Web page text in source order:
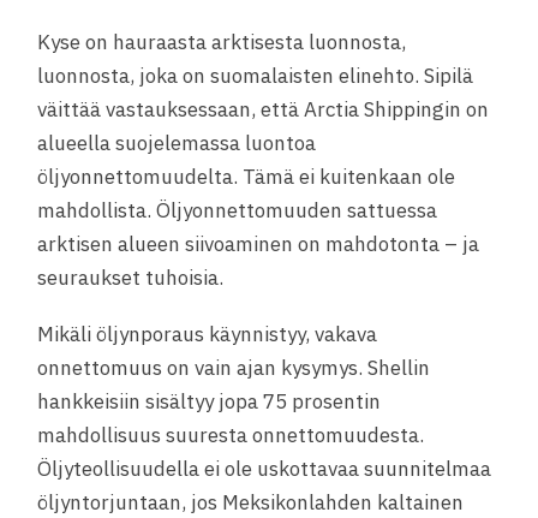
Kyse on hauraasta arktisesta luonnosta,
luonnosta, joka on suomalaisten elinehto. Sipilä
väittää vastauksessaan, että Arctia Shippingin on
alueella suojelemassa luontoa
öljyonnettomuudelta. Tämä ei kuitenkaan ole
mahdollista. Öljyonnettomuuden sattuessa
arktisen alueen siivoaminen on mahdotonta – ja
seuraukset tuhoisia.
Mikäli öljynporaus käynnistyy, vakava
onnettomuus on vain ajan kysymys. Shellin
hankkeisiin sisältyy jopa 75 prosentin
mahdollisuus suuresta onnettomuudesta.
Öljyteollisuudella ei ole uskottavaa suunnitelmaa
öljyntorjuntaan, jos Meksikonlahden kaltainen